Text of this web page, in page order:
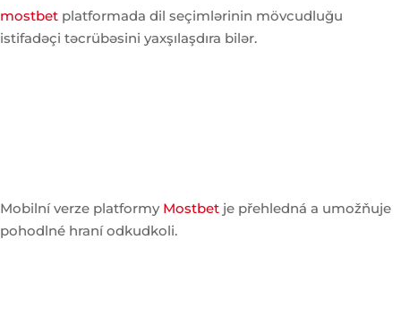
mostbet platformada dil seçimlərinin mövcudluğu
istifadəçi təcrübəsini yaxşılaşdıra bilər.
Mobilní verze platformy Mostbet je přehledná a umožňuje
pohodlné hraní odkudkoli.